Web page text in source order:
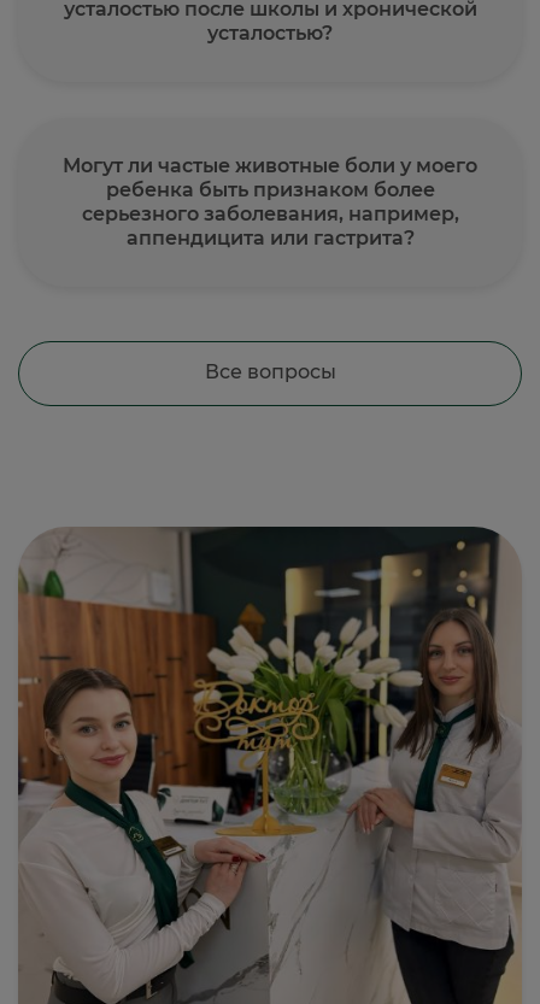
усталостью после школы и хронической
усталостью?
Могут ли частые животные боли у моего
ребенка быть признаком более
серьезного заболевания, например,
аппендицита или гастрита?
Все вопросы